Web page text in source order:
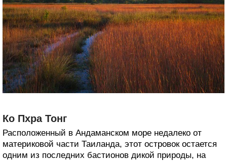
Ко Пхра Тонг
Расположенный в Андаманском море недалеко от
материковой части Таиланда, этот островок остается
одним из последних бастионов дикой природы, на